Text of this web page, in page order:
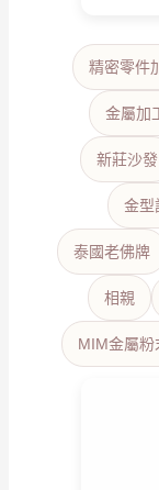
精密零件
金屬加
新莊沙發
金型
泰國老佛牌
相親
MIM金屬粉